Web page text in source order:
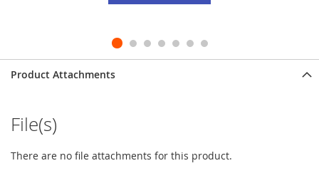
Product Attachments
File(s)
There are no file attachments for this product.